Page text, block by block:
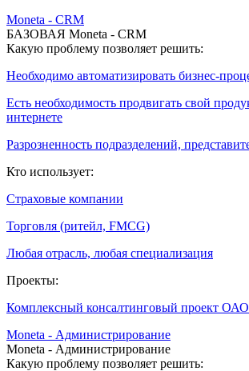
Moneta - CRM
БАЗОВАЯ Moneta - CRM
Какую проблему позволяет решить:
Необходимо автоматизировать бизнес-
Есть необходимость продвигать свой
интернете
Разрозненность подразделений,
Кто использует:
Страховые компании
Торговля (ритейл, FMCG)
Любая отрасль, любая специализация
Проекты:
Комплексный консалтинговый проект
Moneta - Администрирование
Moneta - Администрирование
Какую проблему позволяет решить: